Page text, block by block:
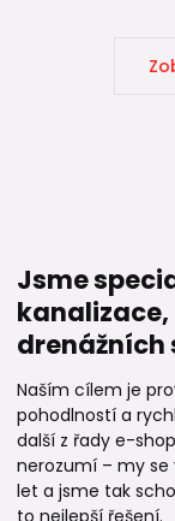
Jsme
drenážních
Naším cílem je
pohodlností a
další z řady e-
nerozumí – my se
let a jsme tak